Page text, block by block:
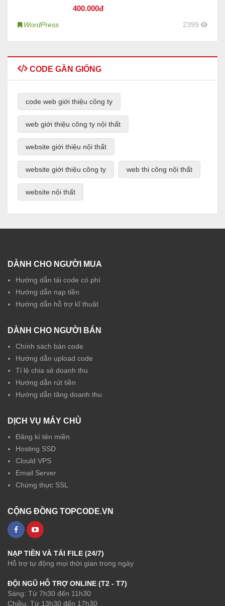
400.000đ
WordPress 2399
CODE GẦN GIỐNG
code web giới thiệu công ty
web giới thiệu công ty nội thất
website giới thiệu nội thất
website giới thiệu công ty web thi công nội thất
website nội thất
DÀNH CHO NGƯỜI MUA
Hướng dẫn tải code có phí
Hướng dẫn nạp tiền
Hướng dẫn hỗ trợ kĩ thuật
DÀNH CHO NGƯỜI BÁN
Chính sách bán code
Hướng dẫn upload code
Tỉ lệ chia sẻ doanh thu
Hướng dẫn rút tiền
Hướng dẫn tăng doanh thu
DỊCH VỤ MÁY CHỦ
Đăng kí tên miền
Hosting SSD
Clould VPS
Email Server
Chứng thực SSL
CỘNG ĐỒNG TOPCODE.VN
NẠP TIỀN VÀ TẢI FILE (24/7)
Hỗ trợ tự động mọi thời gian trong ngày
ĐỘI NGŨ HỖ TRỢ ONLINE (T2 - T7)
Sáng: Từ 7h30 đến 11h30
Chiều: Từ 13h30 đến 17h30